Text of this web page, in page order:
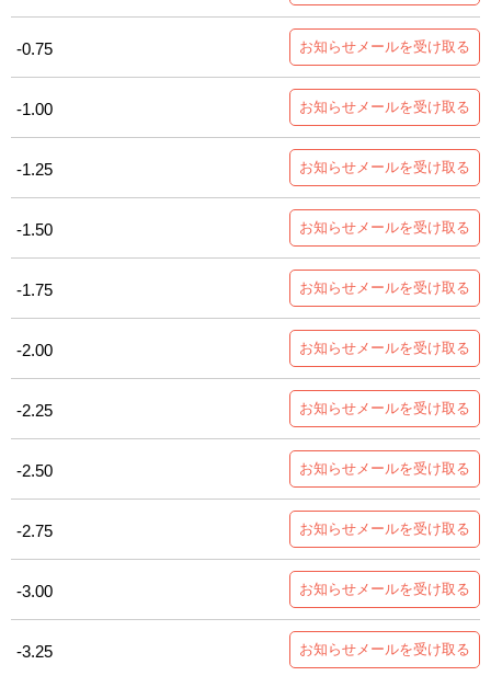
-0.75 お知らせメールを受け取る
-1.00 お知らせメールを受け取る
-1.25 お知らせメールを受け取る
-1.50 お知らせメールを受け取る
-1.75 お知らせメールを受け取る
-2.00 お知らせメールを受け取る
-2.25 お知らせメールを受け取る
-2.50 お知らせメールを受け取る
-2.75 お知らせメールを受け取る
-3.00 お知らせメールを受け取る
-3.25 お知らせメールを受け取る